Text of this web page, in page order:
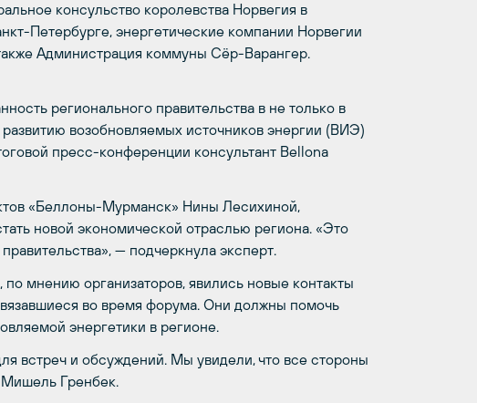
консульство королевства Норвегия в
Петербурге, энергетические компании Норвегии
Администрация коммуны Сёр-Варангер.
регионального правительства в не только в
возобновляемых источников энергии (ВИЭ)
пресс-конференции консультант Bellona
«Беллоны-Мурманск» Нины Лесихиной,
новой экономической отраслью региона. «Это
— подчеркнула эксперт.
мнению организаторов, явились новые контакты
во время форума. Они должны помочь
энергетики в регионе.
встреч и обсуждений. Мы увидели, что все стороны
Мишель Гренбек.